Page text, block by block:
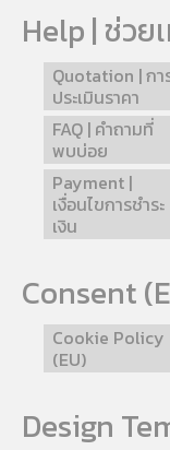
Help | ช่วย
Quotation | กา
ประเมินราคา
FAQ | คำถามที่
พบบ่อย
Payment |
เงื่อนไขการชำระ
เงิน
Consent
Cookie Policy
(EU)
Design